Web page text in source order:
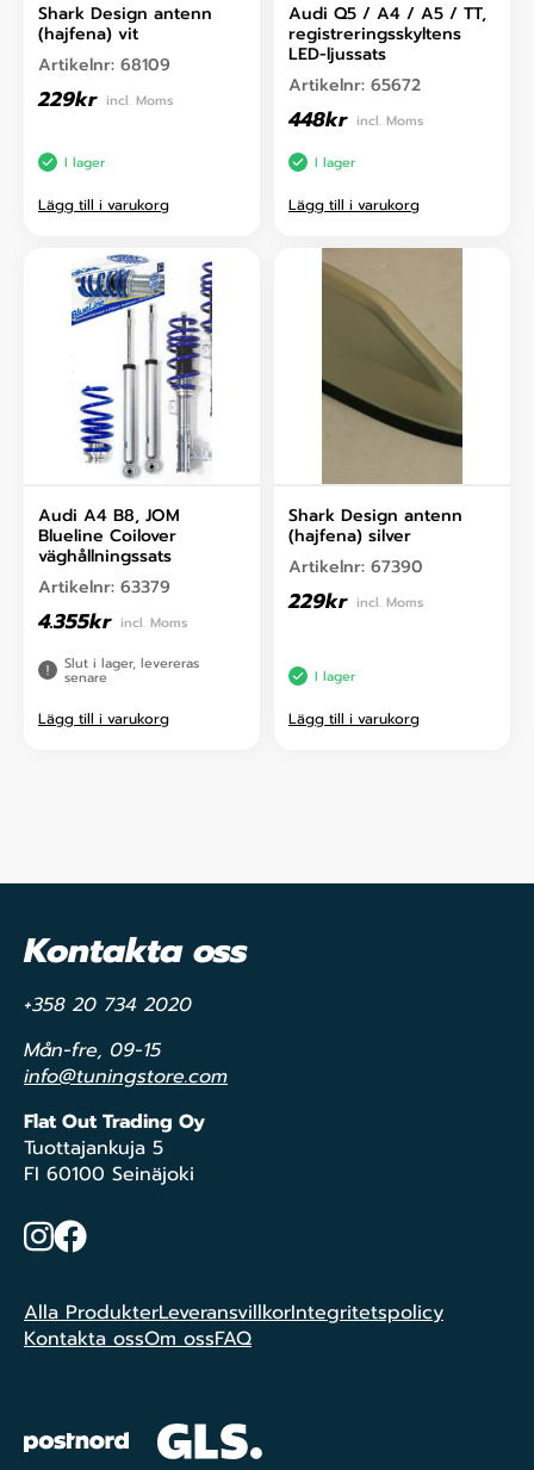
Shark Design antenn
(hajfena) vit
Artikelnr: 68109
229kr incl. Moms
I lager
Lägg till i varukorg
Audi Q5 / A4 / A5 / TT,
registreringsskyltens
LED-ljussats
Artikelnr: 65672
448kr incl. Moms
I lager
Lägg till i varukorg
Audi A4 B8, JOM
Blueline Coilover
väghållningssats
Artikelnr: 63379
4.355kr incl. Moms
Slut i lager, levereras
senare
Lägg till i varukorg
Shark Design antenn
(hajfena) silver
Artikelnr: 67390
229kr incl. Moms
I lager
Lägg till i varukorg
Kontakta oss
+358 20 734 2020
Mån-fre, 09-15
info@tuningstore.com
Flat Out Trading Oy
Tuottajankuja 5
FI 60100 Seinäjoki
Instagram
Facebook
Alla ProdukterLeveransvillkorIntegritetspolicy
Kontakta ossOm ossFAQ